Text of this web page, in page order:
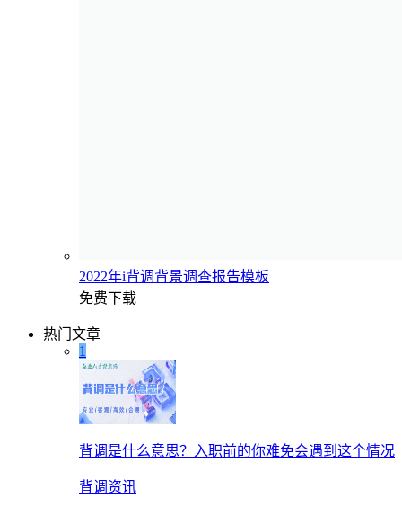
2022年i背调背景调查报告模板
免费下载
热门文章
1
背调是什么意思？入职前的你难免会遇到这个情况
背调资讯